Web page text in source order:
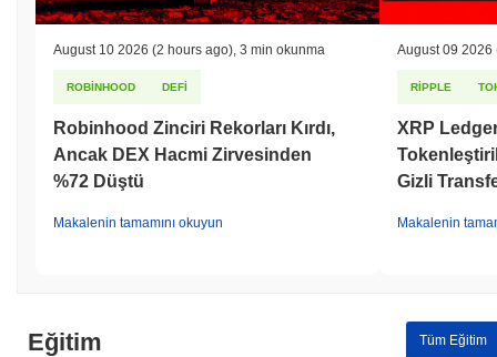
August 10 2026 (2 hours ago) 3 min okunma
ROBINHOOD DEFI
Robinhood Zinciri Rekorları Kırdı,
Ancak DEX Hacmi Zirvesinden
%72 Düştü
Makalenin tamamını okuyun
August 09 2026
RIPPLE
XRP
Gizli
Makalenin
Eğitim Tüm Eğitim